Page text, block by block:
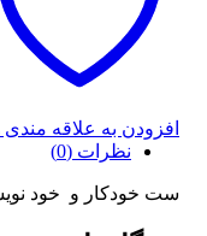
افزودن به علاقه مندی ها
نظرات (0)
ست خودکارو خود